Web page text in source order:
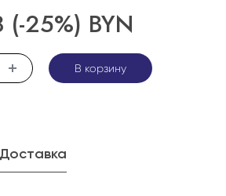
(-25%) BYN
В корзину